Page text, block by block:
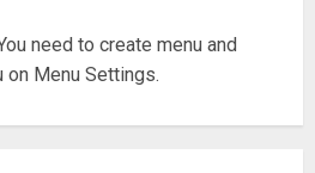
need to create menu and
Menu Settings.